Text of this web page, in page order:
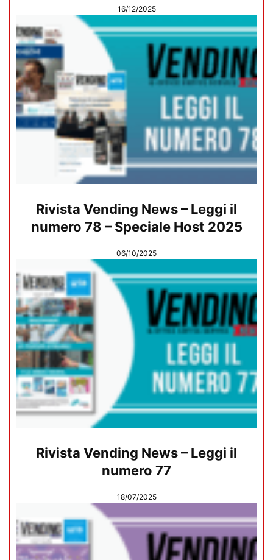
16/12/2025
Rivista Vending News – Leggi il
numero 78 – Speciale Host 2025
06/10/2025
Rivista Vending News – Leggi il
numero 77
18/07/2025